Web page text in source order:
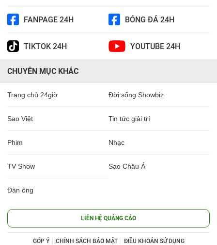
FANPAGE 24H BÓNG ĐÁ 24H
TIKTOK 24H YOUTUBE 24H
CHUYÊN MỤC KHÁC
Trang chủ 24giờ Đời sống Showbiz
Sao Việt Tin tức giải trí
Phim Nhạc
TV Show Sao Châu Á
Đàn ông
LIÊN HỆ QUẢNG CÁO
GÓP Ý CHÍNH SÁCH BẢO MẬT ĐIỀU KHOẢN SỬ DỤNG